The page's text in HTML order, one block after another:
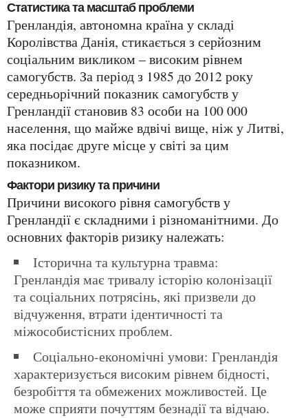
Статистика та масштаб проблеми
Гренландія, автономна країна у складі
Королівства Данія, стикається з серйозним
соціальним викликом – високим рівнем
самогубств. За період з 1985 до 2012 року
середньорічний показник самогубств у
Гренландії становив 83 особи на 100 000
населення, що майже вдвічі вище, ніж у Литві,
яка посідає друге місце у світі за цим
показником.
Фактори ризику та причини
Причини високого рівня самогубств у
Гренландії є складними і різноманітними. До
основних факторів ризику належать:
Історична та культурна травма:
Гренландія має тривалу історію колонізації
та соціальних потрясінь, які призвели до
відчуження, втрати ідентичності та
міжособистісних проблем.
Соціально-економічні умови: Гренландія
характеризується високим рівнем бідності,
безробіття та обмежених можливостей. Це
може сприяти почуттям безнадії та відчаю.